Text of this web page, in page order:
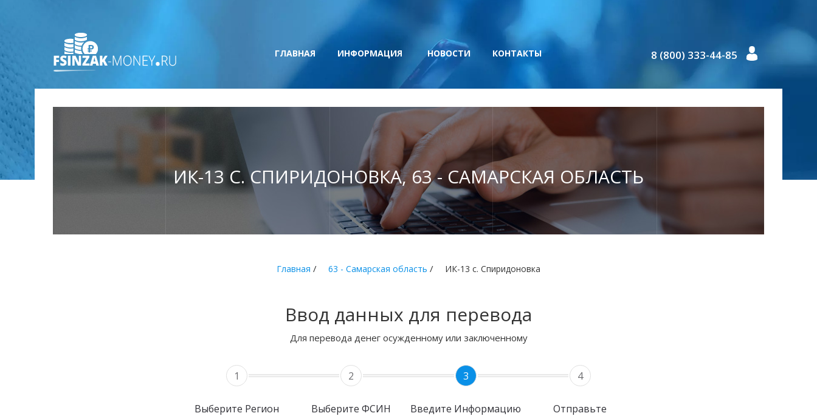
ГЛАВНАЯ ИНФОРМАЦИЯ НОВОСТИ КОНТАКТЫ 8 (800) 333-44-85
ИК-13 С. СПИРИДОНОВКА, 63 - САМАРСКАЯ ОБЛАСТЬ
Главная / 63 - Самарская область / ИК-13 с. Спиридоновка
Ввод данных для перевода
Для перевода денег осужденному или заключенному
1
Выберите Регион
2
Выберите ФСИН
3
Введите Информацию
4
Отправьте